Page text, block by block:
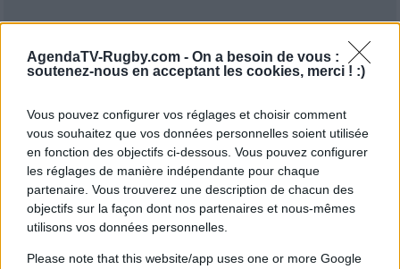
AgendaTV-Rugby.com - On a besoin de vous :
soutenez-nous en acceptant les cookies, merci ! :)
Vous pouvez configurer vos réglages et choisir comment
vous souhaitez que vos données personnelles soient utilisée
en fonction des objectifs ci-dessous. Vous pouvez configurer
les réglages de manière indépendante pour chaque
partenaire. Vous trouverez une description de chacun des
objectifs sur la façon dont nos partenaires et nous-mêmes
utilisons vos données personnelles.
Please note that this website/app uses one or more Google